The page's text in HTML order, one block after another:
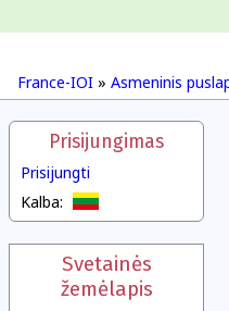
France-IOI » Asmeninis
Prisijungimas
Prisijungti
Kalba:
Svetainės
žemėlapis